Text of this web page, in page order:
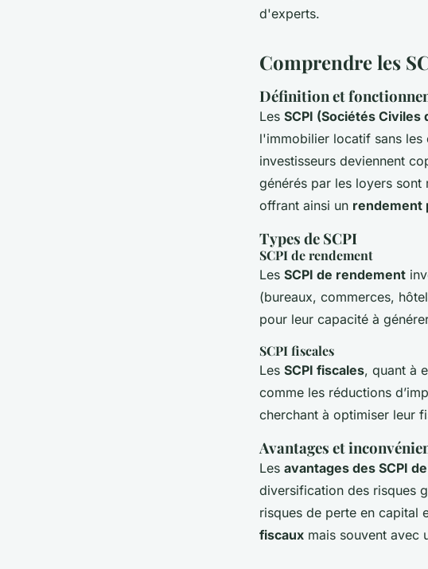
d'experts.
Comprendre les
Définition et
Les SCPI (Sociétés
l'immobilier locatif sans les
investisseurs deviennent
générés par les loyers
offrant ainsi un rendement
Types de SCPI
SCPI de rendement
Les SCPI de rendement
(bureaux, commerces,
pour leur capacité à
SCPI fiscales
Les SCPI fiscales, quant à
comme les réductions
cherchant à optimiser leur
Avantages et
Les avantages des SCPI
diversification des risques
risques de perte en capital
fiscaux mais souvent avec